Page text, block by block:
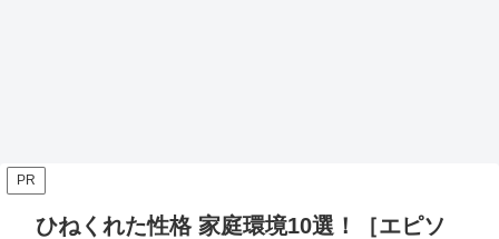
PR
ひねくれた性格 家庭環境10選！［エピソ